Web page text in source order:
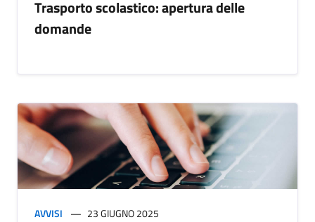
Trasporto scolastico: apertura delle
domande
AVVISI 23 GIUGNO 2025